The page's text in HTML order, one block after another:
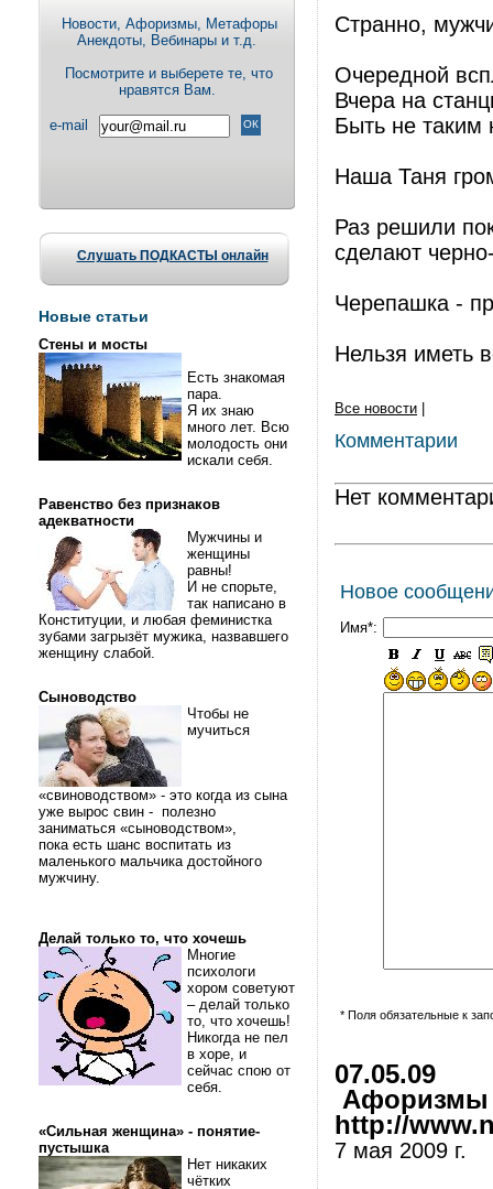
Новости, Aфоризмы, Метафоры
Анекдоты, Вебинары и т.д.
Посмотрите и выберете те, что
нравятся Вам.
e-mail
Слушать ПОДКАСТЫ онлайн
Новые статьи
Стены и мосты
Есть знакомая
пара.
Я их знаю
много лет. Всю
молодость они
искали себя.
Равенство без признаков
адекватности
Мужчины и
женщины
равны!
И не спорьте,
так написано в
Конституции, и любая феминистка
зубами загрызёт мужика, назвавшего
женщину слабой.
Сыноводство
Чтобы не
мучиться
«свиноводством» - это когда из сына
уже вырос свин - полезно
заниматься «сыноводством»,
пока есть шанс воспитать из
маленького мальчика достойного
мужчину.
Делай только то, что хочешь
Многие
психологи
хором советуют
– делай только
то, что хочешь!
Никогда не пел
в хоре, и
сейчас спою от
себя.
«Сильная женщина» - понятие-
пустышка
Нет никаких
чётких
Странно,
Очередной
Вчера на
Быть не таким
Наша Таня
Раз решили
сделают
Черепашка -
Нельзя иметь
Все новости
Комментарии
Нет
Новое
Имя*:
* Поля обязательные к
07.05.09
Афоризмы
http://
7 мая 2009 г.